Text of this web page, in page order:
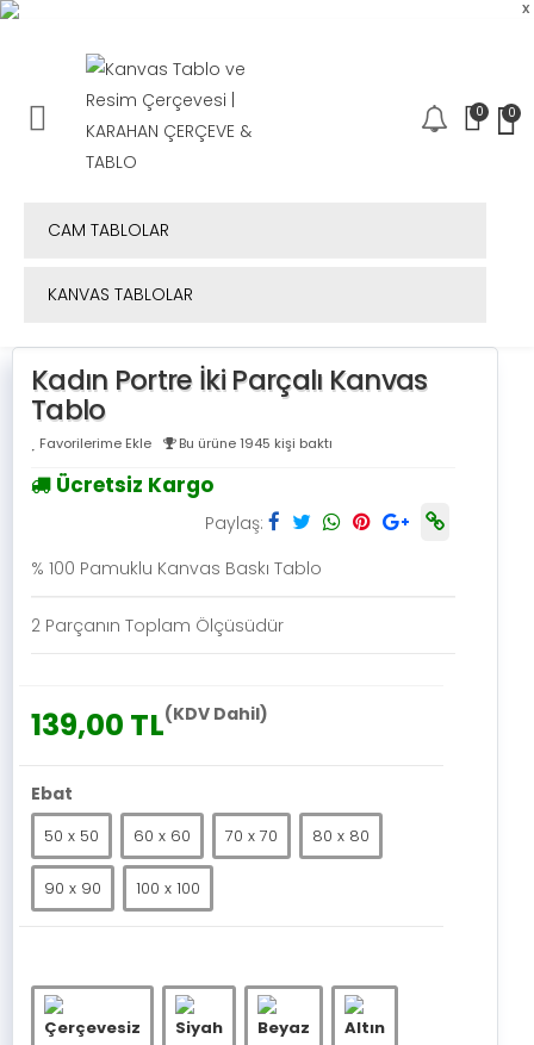
x
Mobil Menü 0 0
CAM TABLOLAR
KANVAS TABLOLAR
Kadın Portre İki Parçalı Kanvas
Tablo
Favorilerime Ekle Bu ürüne 1945 kişi baktı
Ücretsiz Kargo
Paylaş:
% 100 Pamuklu Kanvas Baskı Tablo
2 Parçanın Toplam Ölçüsüdür
139,00 TL(KDV Dahil)
Ebat
50 x 50 60 x 60 70 x 70 80 x 80
90 x 90 100 x 100
Çerçevesiz Siyah Beyaz Altın